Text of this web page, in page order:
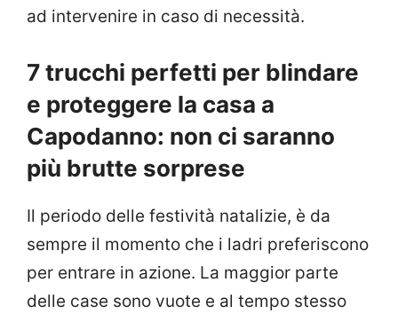
ad intervenire in caso di necessità.
7 trucchi perfetti per blindare
e proteggere la casa a
Capodanno: non ci saranno
più brutte sorprese
Il periodo delle festività natalizie, è da
sempre il momento che i ladri preferiscono
per entrare in azione. La maggior parte
delle case sono vuote e al tempo stesso